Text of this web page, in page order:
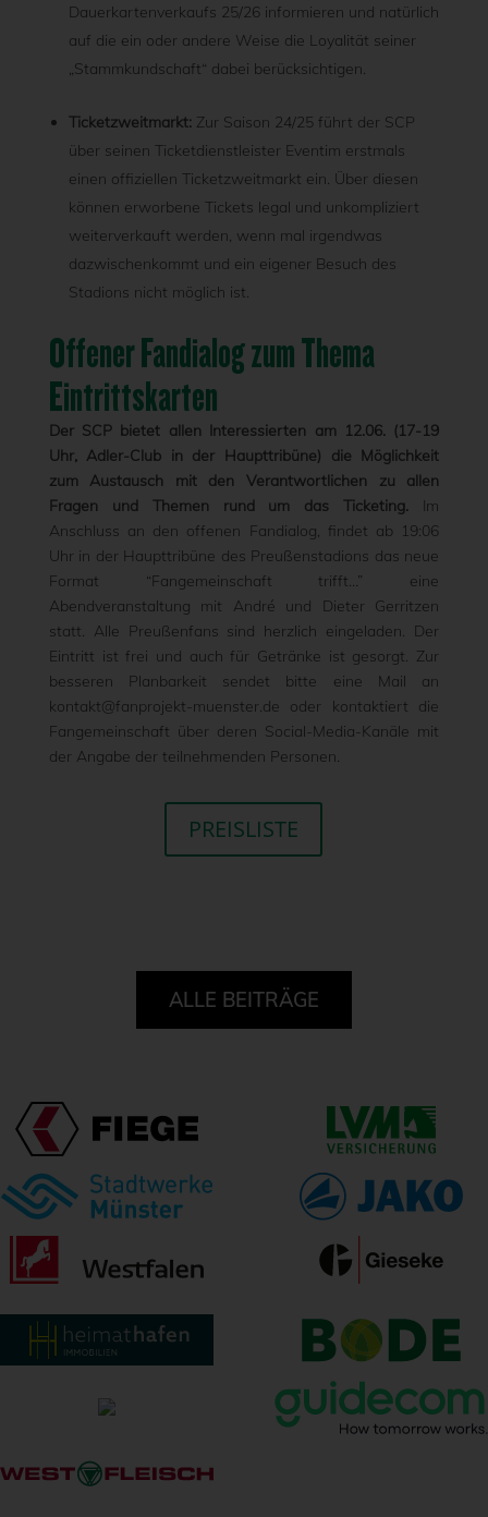
Dauerkartenverkaufs 25/26 informieren und natürlich
auf die ein oder andere Weise die Loyalität seiner
„Stammkundschaft“ dabei berücksichtigen.
Ticketzweitmarkt:Zur Saison 24/25 führt der SCP
über seinen Ticketdienstleister Eventim erstmals
einen offiziellen Ticketzweitmarkt ein. Über diesen
können erworbene Tickets legal und unkompliziert
weiterverkauft werden, wenn mal irgendwas
dazwischenkommt und ein eigener Besuch des
Stadions nicht möglich ist.
Offener Fandialog zum Thema
Eintrittskarten
Der SCP bietet allen Interessierten am 12.06. (17-19
Uhr, Adler-Club in der Haupttribüne) die Möglichkeit
zum Austausch mit den Verantwortlichen zu allen
Fragen und Themen rund um das Ticketing. Im
Anschluss an den offenen Fandialog, findet ab 19:06
Uhr in der Haupttribüne des Preußenstadions das neue
Format “Fangemeinschaft trifft…” eine
Abendveranstaltung mit André und Dieter Gerritzen
statt. Alle Preußenfans sind herzlich eingeladen. Der
Eintritt ist frei und auch für Getränke ist gesorgt. Zur
besseren Planbarkeit sendet bitte eine Mail an
kontakt@fanprojekt-muenster.de oder kontaktiert die
Fangemeinschaft über deren Social-Media-Kanäle mit
der Angabe der teilnehmenden Personen.
PREISLISTE
ALLE BEITRÄGE